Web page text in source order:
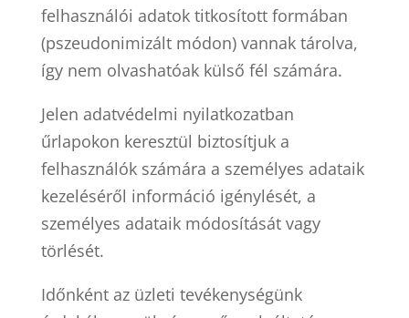
felhasználói adatok titkosított formában
(pszeudonimizált módon) vannak tárolva,
így nem olvashatóak külső fél számára.
Jelen adatvédelmi nyilatkozatban
űrlapokon keresztül biztosítjuk a
felhasználók számára a személyes adataik
kezeléséről információ igénylését, a
személyes adataik módosítását vagy
törlését.
Időnként az üzleti tevékenységünk